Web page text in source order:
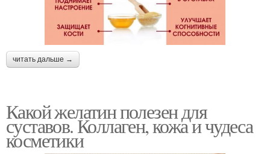
читать дальше →
Какой желатин полезен для
суставов. Коллаген, кожа и чудеса
косметики